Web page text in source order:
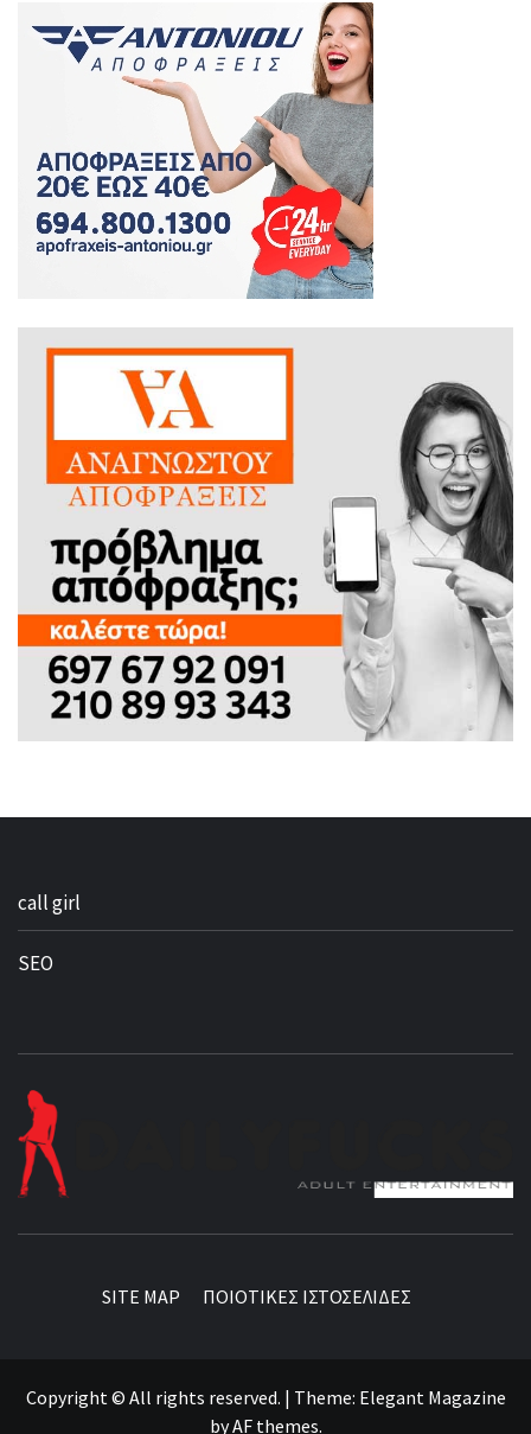
call girl
SEO
SITE MAP ΠΟΙΟΤΙΚΕΣ ΙΣΤΟΣΕΛΙΔΕΣ
Copyright © All rights reserved. | Theme: Elegant Magazine
byAF themes.